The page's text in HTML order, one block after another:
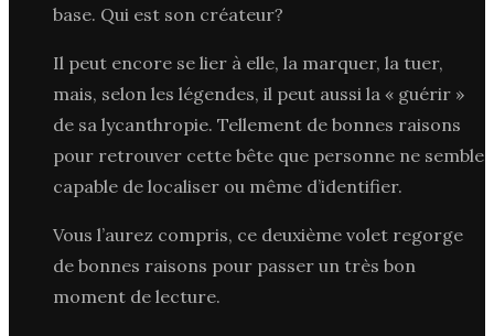
base. Qui est son créateur?
Il peut encore se lier à elle, la marquer, la tuer,
mais, selon les légendes, il peut aussi la « guérir »
de sa lycanthropie. Tellement de bonnes raisons
pour retrouver cette bête que personne ne semble
capable de localiser ou même d’identifier.
Vous l’aurez compris, ce deuxième volet regorge
de bonnes raisons pour passer un très bon
moment de lecture.